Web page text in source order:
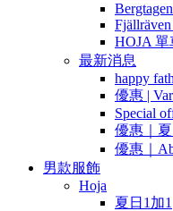
HOJA 單
最新消息
happy
優惠 |
Special
優惠｜
優惠｜
男款服飾
Hoja
夏日1加1